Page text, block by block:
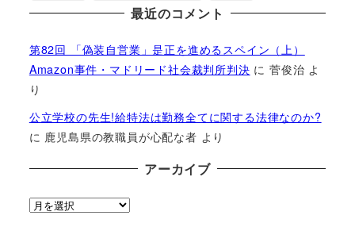
最近のコメント
第82回 「偽装自営業」是正を進めるスペイン（上）
Amazon事件・マドリード社会裁判所判決 に菅俊治 よ
り
公立学校の先生!給特法は勤務全てに関する法律なのか?
に 鹿児島県の教職員が心配な者 より
アーカイブ
ア